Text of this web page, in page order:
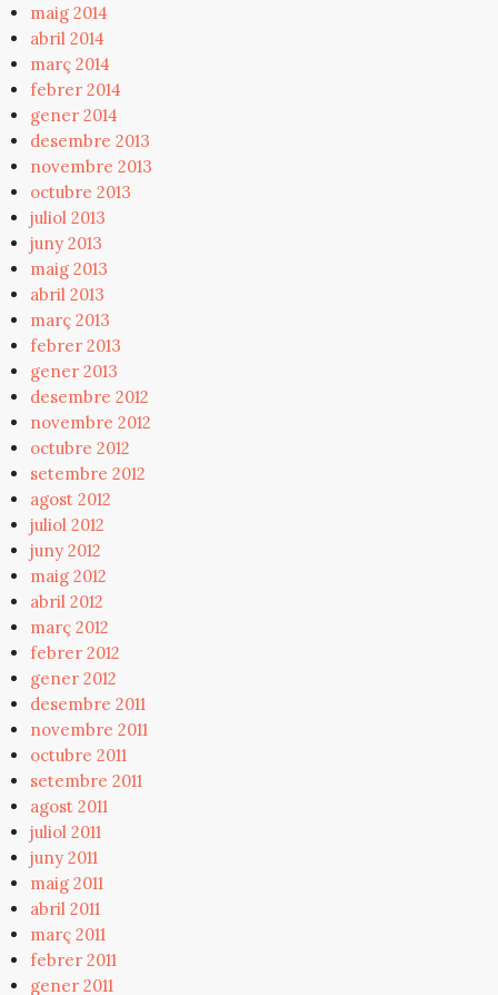
maig 2014
abril 2014
març 2014
febrer 2014
gener 2014
desembre 2013
novembre 2013
octubre 2013
juliol 2013
juny 2013
maig 2013
abril 2013
març 2013
febrer 2013
gener 2013
desembre 2012
novembre 2012
octubre 2012
setembre 2012
agost 2012
juliol 2012
juny 2012
maig 2012
abril 2012
març 2012
febrer 2012
gener 2012
desembre 2011
novembre 2011
octubre 2011
setembre 2011
agost 2011
juliol 2011
juny 2011
maig 2011
abril 2011
març 2011
febrer 2011
gener 2011